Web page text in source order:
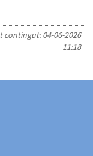
contingut:04-06-2026
11:18